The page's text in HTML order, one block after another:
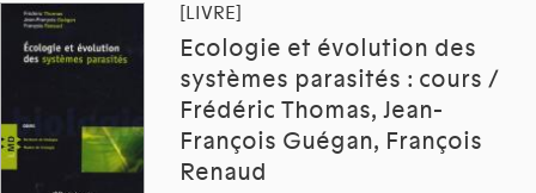
[LIVRE]
Ecologie et évolution des
systèmes parasités : cours /
Frédéric Thomas, Jean-
François Guégan, François
Renaud